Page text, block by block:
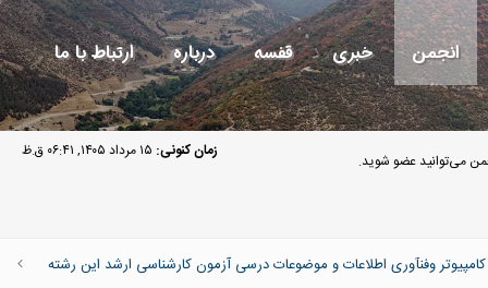
انجمن خبری قفسه درباره ارتباط با ما
زمان کنونی: ۱۵ مرداد ۱۴۰۵, ۰۶:۴۱ ق.ظ می‌توانید عضو شوید.
وفنآوری اطلاعات و موضوعات درسی آزمون کارشناسی ارشد این رشته